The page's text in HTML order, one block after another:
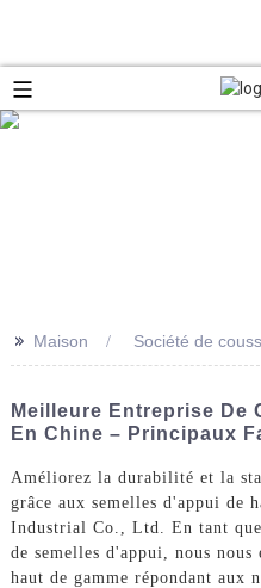
>> Maison Société de
Meilleure Entreprise De
En Chine – Principaux
Améliorez la durabilité et la
grâce aux semelles d'appui de
Industrial Co., Ltd. En tant
de semelles d'appui, nous
haut de gamme répondant aux